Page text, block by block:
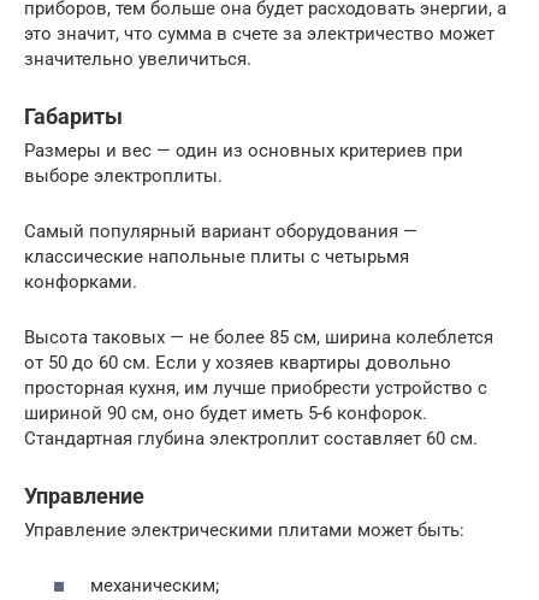
приборов, тем больше она будет расходовать энергии, а
это значит, что сумма в счете за электричество может
значительно увеличиться.
Габариты
Размеры и вес — один из основных критериев при
выборе электроплиты.
Самый популярный вариант оборудования —
классические напольные плиты с четырьмя
конфорками.
Высота таковых — не более 85 см, ширина колеблется
от 50 до 60 см. Если у хозяев квартиры довольно
просторная кухня, им лучше приобрести устройство с
шириной 90 см, оно будет иметь 5-6 конфорок.
Стандартная глубина электроплит составляет 60 см.
Управление
Управление электрическими плитами может быть:
механическим;